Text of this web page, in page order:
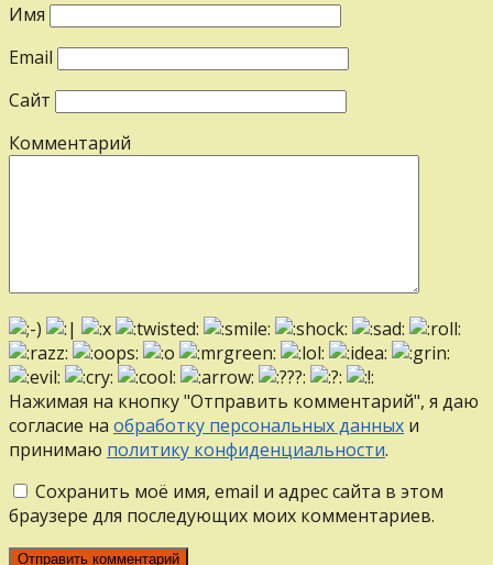
Имя
Email
Сайт
Комментарий
Нажимая на кнопку "Отправить комментарий", я даю
согласие на обработку персональных данных и
принимаю политику конфиденциальности.
Сохранить моё имя, email и адрес сайта в этом
браузере для последующих моих комментариев.